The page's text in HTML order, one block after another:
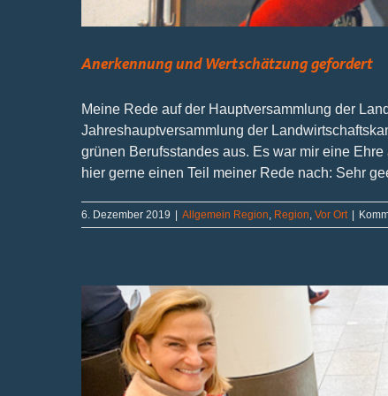
Anerkennung und Wertschätzung gefordert
Meine Rede auf der Hauptversammlung der
Jahreshauptversammlung der
grünen Berufsstandes aus. Es war mir eine
hier gerne einen Teil meiner Rede nach: Sehr
6. Dezember 2019 Allgemein Region, Region, Vor Ort